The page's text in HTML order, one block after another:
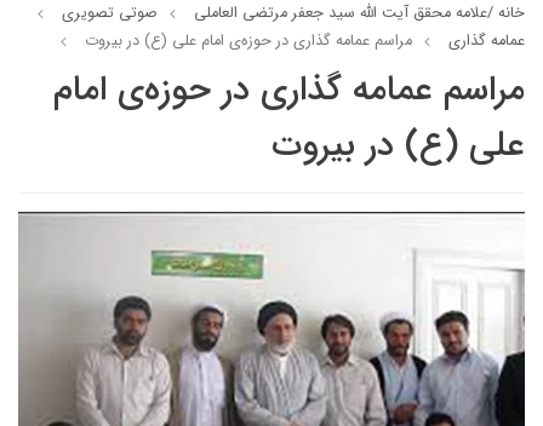
خانه /علامه محقق آیت الله سید جعفر مرتضی العاملی
صوتي تصويري
عمامه گذاری
مراسم عمامه گذاری در حوزه‌ی امام علی (ع) در بیروت
مراسم عمامه گذاری در حوزه‌ی امام
علی (ع) در بیروت